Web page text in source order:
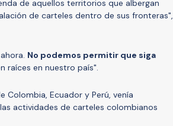
de aquellos territorios que albergan
de carteles dentro de sus fronteras",
No podemos permitir que siga
raíces en nuestro país".
Colombia, Ecuador y Perú, venía
actividades de carteles colombianos